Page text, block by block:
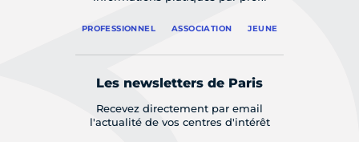
PROFESSIONNEL ASSOCIATION JEUNE
Les newsletters de Paris
Recevez directement par email
l'actualité de vos centres d'intérêt